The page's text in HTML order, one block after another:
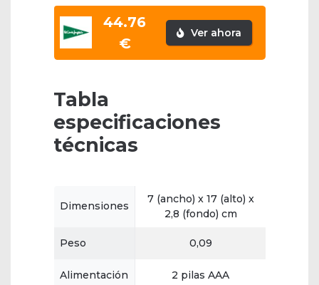
44.76
€
Ver ahora
Tabla
especificaciones
técnicas
Dimensiones
7 (ancho) x 17 (alto) x
2,8 (fondo) cm
Peso 0,09
Alimentación 2 pilas AAA